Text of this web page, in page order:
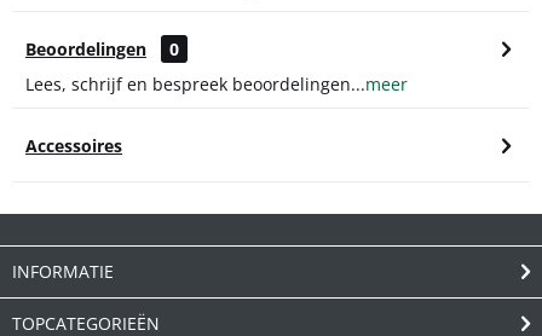
Beoordelingen
0
Lees, schrijf en bespreek beoordelingen...meer
Accessoires
INFORMATIE
TOPCATEGORIEËN